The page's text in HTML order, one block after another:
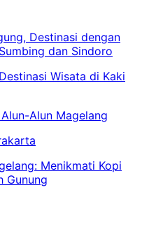
Destinasi dengan
dan Sindoro
Wisata di Kaki
Alun Magelang
Menikmati Kopi
Gunung